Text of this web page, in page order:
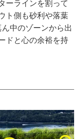
ーラインを割って
ト側も砂利や落葉
中のゾーンから出
ドと心の余裕を持